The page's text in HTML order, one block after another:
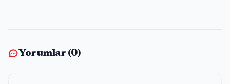
Yorumlar (0)